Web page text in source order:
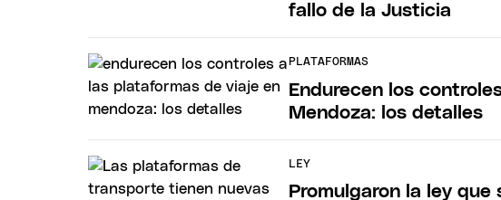
fallo de la Justicia
PLATAFORMAS
Endurecen los
Mendoza: los detalles
LEY
Promulgaron la ley